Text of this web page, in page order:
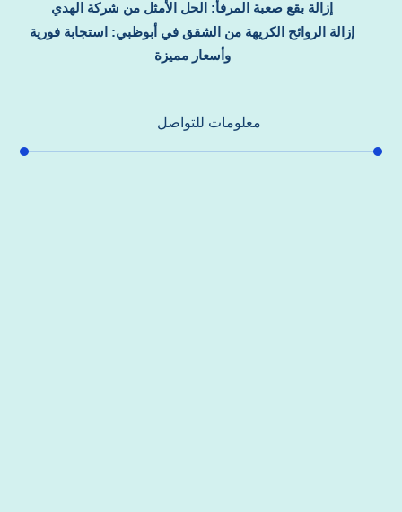
إزالة بقع صعبة المرفأ: الحل الأمثل من شركة الهدي
إزالة الروائح الكريهة من الشقق في أبوظبي: استجابة فورية
وأسعار مميزة
معلومات للتواصل